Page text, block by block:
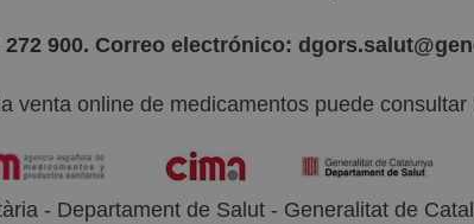
272 900. Correo electrónico:
venta online de medicamentos puede
- Departament de Salut - Generalitat de